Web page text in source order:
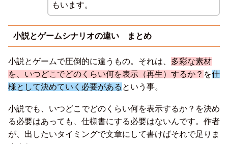
もいます。
小説とゲームシナリオの違い まとめ
小説とゲームで圧倒的に違うもの。それは、 多彩な素材
を、いつどこでどのくらい何を表示（再生）するか？ を仕
様として決めていく必要がある という事。
小説でも、いつどこでどのくらい何を表示するか？を決め
る必要はあっても、仕様書にする必要はないんです。作者
が、出したいタイミングで文章にして書けばそれで足りま